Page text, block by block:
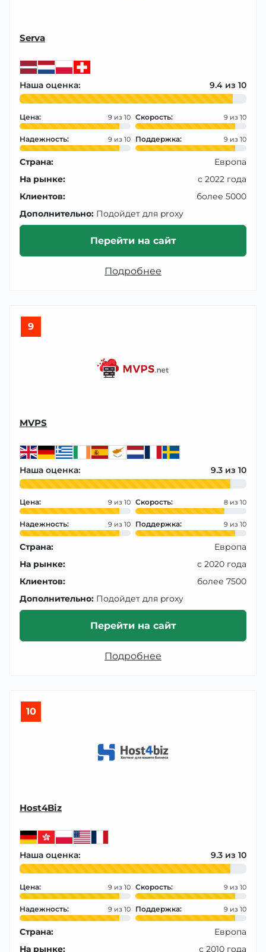
Serva
Наша оценка: 9.4
Цена: 9 Скорость: 9
Надежность: 9 Поддержка: 9
Страна:
Европа
На рынке:
с 2022 года
Клиентов:
более 5000
Дополнительно: Подойдет для proxy
Перейти на сайт
Подробнее
9
MVPS
Наша оценка: 9.3
Цена: 9 Скорость: 8
Надежность: 9 Поддержка: 9
Страна:
Европа
На рынке:
с 2020 года
Клиентов:
более 7500
Дополнительно: Подойдет для proxy
Перейти на сайт
Подробнее
10
Host4Biz
Наша оценка: 9.3
Цена: 9 Скорость: 9
Надежность: 9 Поддержка: 9
Страна:
Европа
На рынке:
с 2010 года